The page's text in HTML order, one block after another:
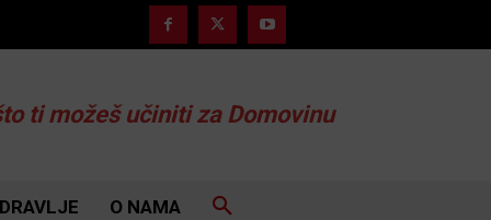
ti možeš učiniti za Domovinu
O NAMA